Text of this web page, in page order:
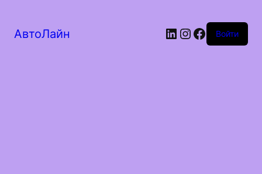
АвтоЛайн LinkedIn
Instagram
Facebook
Войти